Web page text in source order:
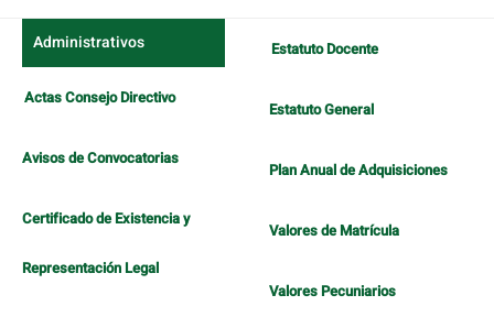
Administrativos
Actas Consejo Directivo
Avisos de Convocatorias
Certificado de Existencia y
Representación Legal
Estatuto Docente
Estatuto General
Plan Anual de Adquisiciones
Valores de Matrícula
Valores Pecuniarios